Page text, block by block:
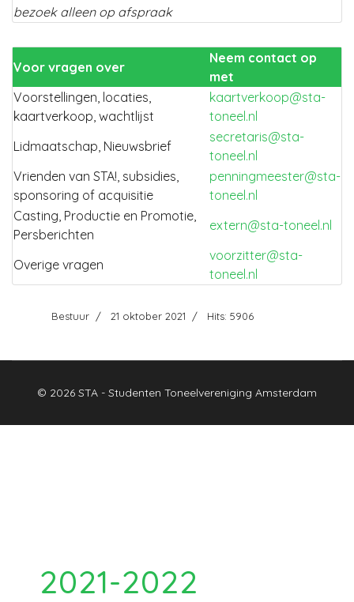
2021-2022
bezoek alleen op afspraak
Voor vragen over
Neem contact op
met
Voorstellingen, locaties,
kaartverkoop, wachtlijst
kaartverkoop@sta-
toneel.nl
Lidmaatschap, Nieuwsbrief
secretaris@sta-
toneel.nl
Vrienden van STA!, subsidies,
sponsoring of acquisitie
penningmeester@sta-
toneel.nl
Casting, Productie en Promotie,
Persberichten
extern@sta-toneel.nl
Overige vragen
voorzitter@sta-
toneel.nl
Bestuur 21 oktober 2021 Hits: 5906
© 2026 STA - Studenten Toneelvereniging Amsterdam